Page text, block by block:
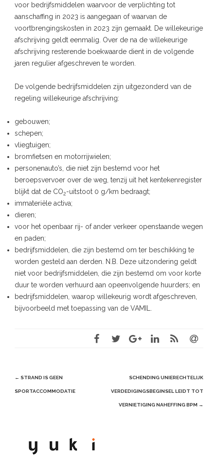
voor bedrijfsmiddelen waarvoor de verplichting tot
aanschaffing in 2023 is aangegaan of waarvan de
voortbrengingskosten in 2023 zijn gemaakt. De willekeurige
afschrijving geldt eenmalig. Over de na de willekeurige
afschrijving resterende boekwaarde dient in de volgende
jaren regulier afgeschreven te worden.
De volgende bedrijfsmiddelen zijn uitgezonderd van de
regeling willekeurige afschrijving:
gebouwen;
schepen;
vliegtuigen;
bromfietsen en motorrijwielen;
personenauto’s, die niet zijn bestemd voor het
beroepsvervoer over de weg, tenzij uit het kentekenregister
blijkt dat de CO2-uitstoot 0 g/km bedraagt;
immateriële activa;
dieren;
voor het openbaar rij- of ander verkeer openstaande wegen
en paden;
bedrijfsmiddelen, die zijn bestemd om ter beschikking te
worden gesteld aan derden. N.B. Deze uitzondering geldt
niet voor bedrijfsmiddelen, die zijn bestemd om voor korte
duur te worden verhuurd aan opeenvolgende huurders; en
bedrijfsmiddelen, waarop willekeurig wordt afgeschreven,
bijvoorbeeld met toepassing van de VAMIL.
Post
navigation
← STRAND IS GEEN
SPORTACCOMMODATIE
SCHENDING UNIERECHTELIJK
VERDEDIGINGSBEGINSEL LEIDT TOT
VERNIETIGING NAHEFFING BPM →